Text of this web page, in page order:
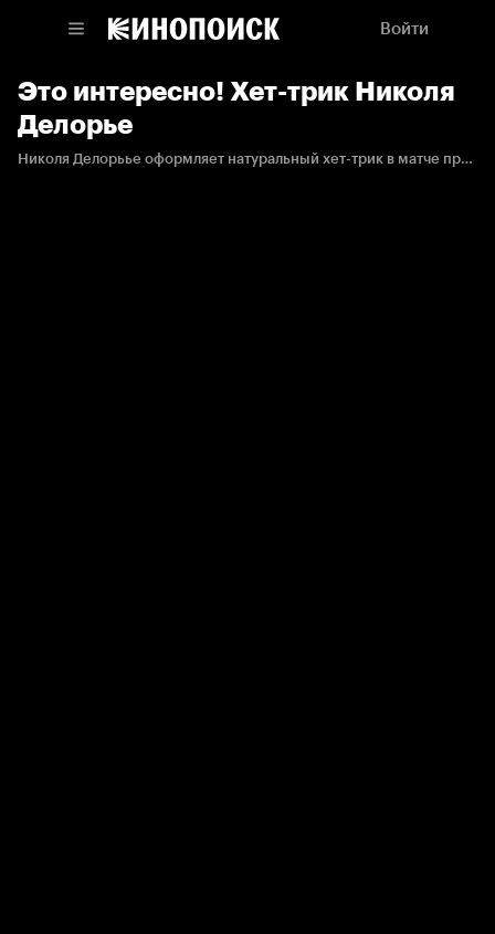
Войти
Это интересно! Хет-трик Николя
Делорье
Николя Делорьье оформляет натуральный хет-трик в матче против Оттавы, забрасывая все три шайбы в первом периоде